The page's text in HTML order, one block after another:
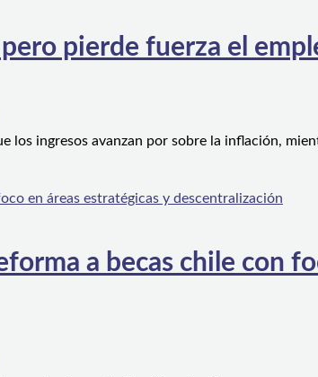
pierde fuerza el
los ingresos avanzan por sobre la inflación,
a becas chile con